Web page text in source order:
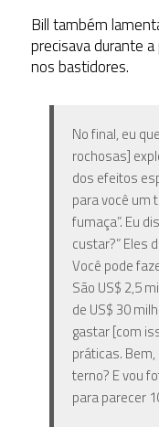
Bill também
precisava durante
nos bastidores.
No final, eu
rochosas]
dos efeitos
para você um
fumaça”. Eu
custar?” Eles
Você pode
São US$ 2,5
de US$ 30
gastar [com
práticas.
terno? E vou
para parecer